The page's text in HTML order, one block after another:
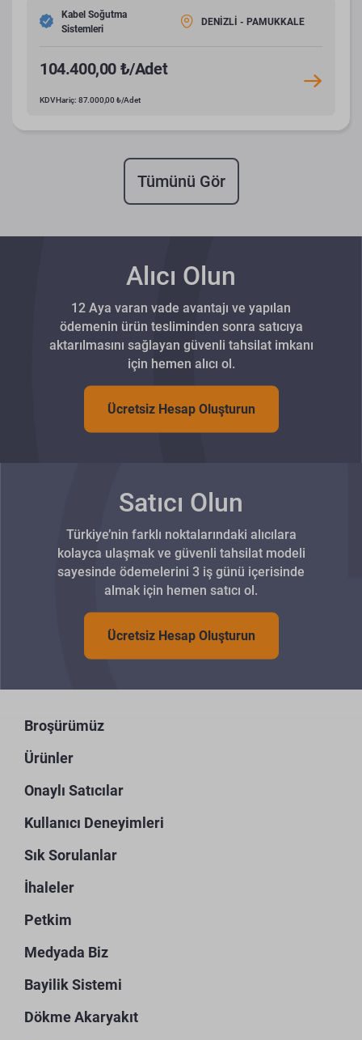
Kabel Soğutma
Sistemleri
DENİZLİ - PAMUKKALE
104.400,00 ₺/Adet
KDV Hariç: 87.000,00 ₺/Adet
Tümünü Gör
Alıcı Olun
12 Aya varan vade avantajı ve yapılan
ödemenin ürün tesliminden sonra satıcıya
aktarılmasını sağlayan güvenli tahsilat imkanı
için hemen alıcı ol.
Ücretsiz Hesap Oluşturun
Satıcı Olun
Türkiye’nin farklı noktalarındaki alıcılara
kolayca ulaşmak ve güvenli tahsilat modeli
sayesinde ödemelerini 3 iş günü içerisinde
almak için hemen satıcı ol.
Ücretsiz Hesap Oluşturun
Broşürümüz
Ürünler
Onaylı Satıcılar
Kullanıcı Deneyimleri
Sık Sorulanlar
İhaleler
Petkim
Medyada Biz
Bayilik Sistemi
Dökme Akaryakıt